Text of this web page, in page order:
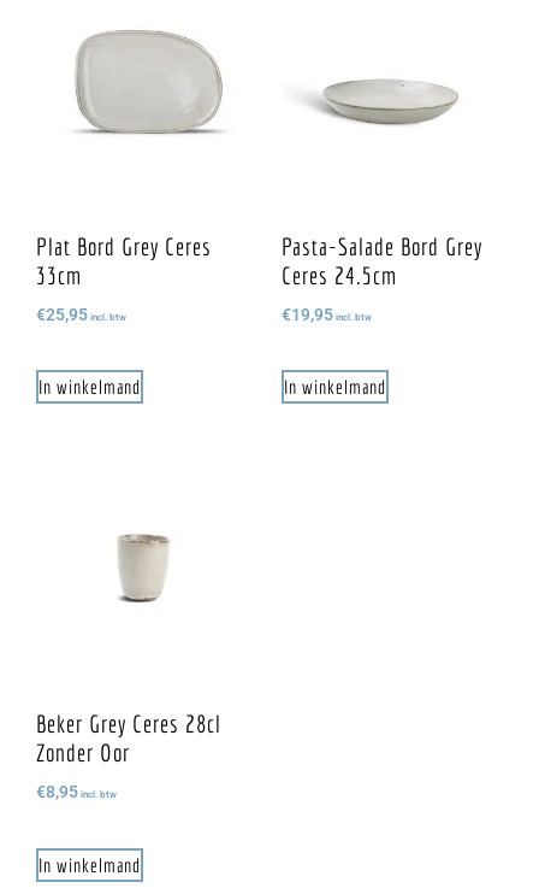
Plat Bord Grey Ceres
33cm
€25,95 incl. btw
In winkelmand
Pasta-Salade Bord Grey
Ceres 24.5cm
€19,95 incl. btw
In winkelmand
Beker Grey Ceres 28cl
Zonder Oor
€8,95 incl. btw
In winkelmand